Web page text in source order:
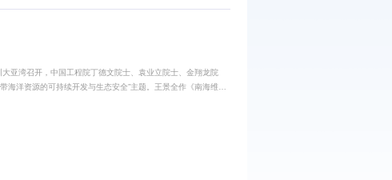
亚湾召开，中国工程院丁德文院士、袁业立院士、金翔龙院
洋资源的可持续开发与生态安全”主题。王景全作《南海维权